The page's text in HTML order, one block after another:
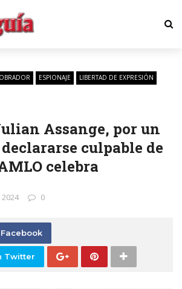
ESPIONAJE LIBERTAD DE EXPRESIÓN
Assange, por un
culpable de
celebra
0
Twitter